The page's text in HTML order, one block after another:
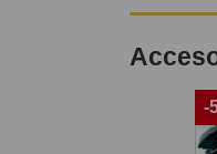
-